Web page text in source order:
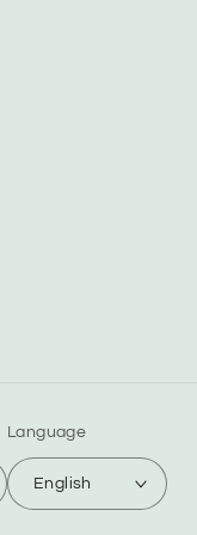
Language
English